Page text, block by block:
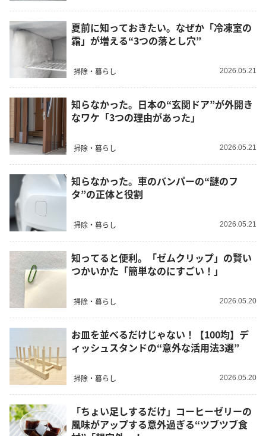
夏前に知っておきたい。なぜか「冷凍室の
霜」が増える“3つの落とし穴”
掃除・暮らし 2026.05.21
知らなかった。日本の“玄関ドア”が外開き
なワケ「3つの理由があった」
掃除・暮らし 2026.05.21
知らなかった。車のバンパーの“謎のフ
タ”の正体と役割
掃除・暮らし 2026.05.21
知ってると便利。「ゼムクリップ」の賢い
つかいかた「簡単なのにすごい！」
掃除・暮らし 2026.05.20
お皿を並べるだけじゃない！【100均】デ
ィッシュスタンドの“意外な活用法3選”
掃除・暮らし 2026.05.20
「ちょい足しするだけ」コーヒーゼリーの
風味がアップする意外過ぎる“ツブツブ食